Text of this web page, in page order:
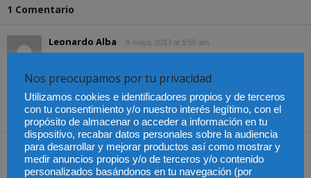
1 Comentario
Leonardo Alba 8 mayo, 2013 at 9:55 am
Responder
Dejar una respuesta
Nos preocupamos por tu privacidad
Utilizamos cookies e identificadores propios y de terceros
con tu consentimiento y/o nuestro interés legítimo, con el
propósito de almacenar o acceder a información en tu
dispositivo, recabar datos personales sobre la audiencia
para desarrollar y mejorar productos así como mostrar y
medir anuncios propios y/o de terceros y/o contenido
personalizados basándonos en tu navegación (por